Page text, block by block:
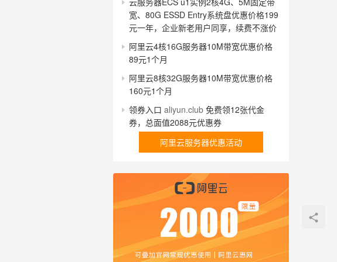
宽、80G ESSD Entry系统盘优惠价格199
元一年，企业新老用户同享，续费不涨价
阿里云4核16G服务器10M带宽优惠价格
89元1个月
阿里云8核32G服务器10M带宽优惠价格
160元1个月
领券入口 aliyun.club 免费领12张代金
券，总面值2088元优惠券
阿里云服务器优惠活动